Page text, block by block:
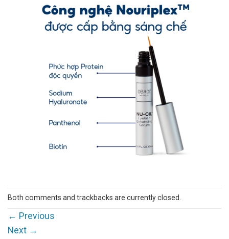
Both comments and trackbacks are currently closed.
← Previous
Next →